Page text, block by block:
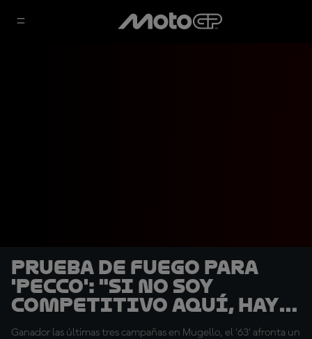
Prueba de fuego para
'Pecco': "Si no soy
competitivo aquí, hay
un problema"
Ganador las últimas tres campañas en Mugello, el '63' afronta un